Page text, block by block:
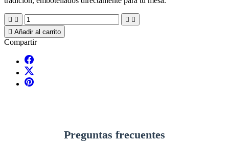
   
 Añadir al carrito
Compartir
Preguntas frecuentes